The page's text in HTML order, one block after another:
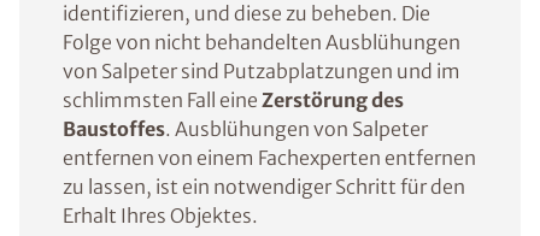
identifizieren, und diese zu beheben. Die
Folge von nicht behandelten Ausblühungen
von Salpeter sind Putzabplatzungen und im
schlimmsten Fall eine Zerstörung des
Baustoffes. Ausblühungen von Salpeter
entfernen von einem Fachexperten entfernen
zu lassen, ist ein notwendiger Schritt für den
Erhalt Ihres Objektes.